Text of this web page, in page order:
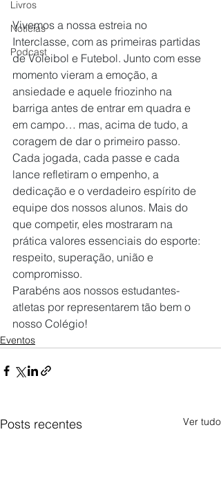
Livros
Notícias
Podcast
Vivemos a nossa estreia no
Interclasse, com as primeiras partidas
de Voleibol e Futebol. Junto com esse
momento vieram a emoção, a
ansiedade e aquele friozinho na
barriga antes de entrar em quadra e
em campo… mas, acima de tudo, a
coragem de dar o primeiro passo.
Cada jogada, cada passe e cada
lance refletiram o empenho, a
dedicação e o verdadeiro espírito de
equipe dos nossos alunos. Mais do
que competir, eles mostraram na
prática valores essenciais do esporte:
respeito, superação, união e
compromisso.
Parabéns aos nossos estudantes-
atletas por representarem tão bem o
nosso Colégio!
Eventos
Posts recentes Ver tudo